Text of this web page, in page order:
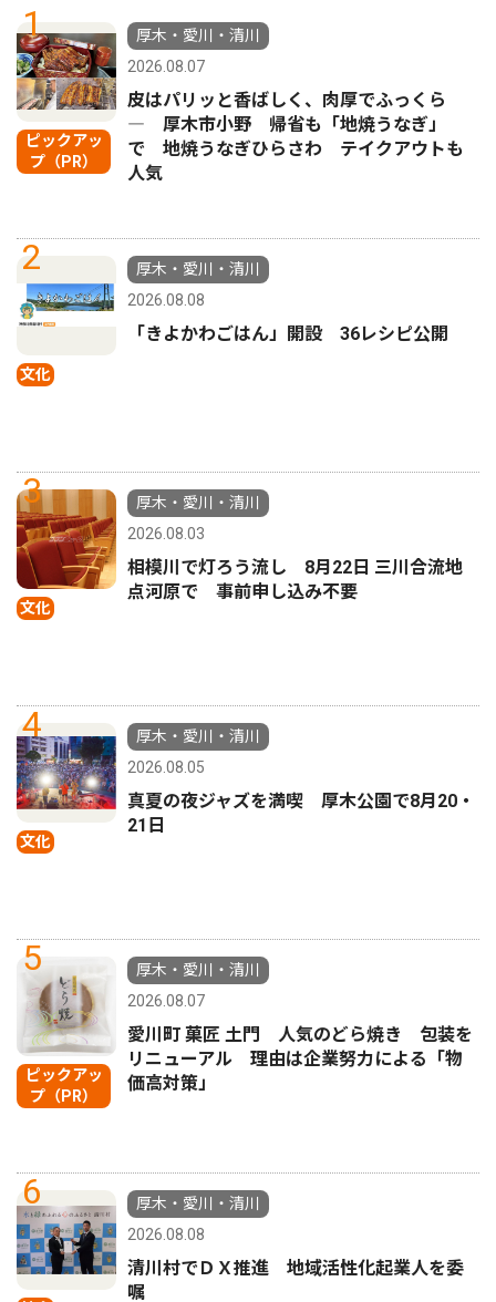
1
ピックアッ
プ（PR）
厚木・愛川・清川
2026.08.07
皮はパリッと香ばしく、肉厚でふっくら
― 厚木市小野 帰省も「地焼うなぎ」
で 地焼うなぎひらさわ テイクアウトも
人気
2
文化
厚木・愛川・清川
2026.08.08
「きよかわごはん」開設 36レシピ公開
3
文化
厚木・愛川・清川
2026.08.03
相模川で灯ろう流し 8月22日 三川合流地
点河原で 事前申し込み不要
4
文化
厚木・愛川・清川
2026.08.05
真夏の夜ジャズを満喫 厚木公園で8月20・
21日
5
ピックアッ
プ（PR）
厚木・愛川・清川
2026.08.07
愛川町 菓匠 土門 人気のどら焼き 包装を
リニューアル 理由は企業努力による「物
価高対策」
6
厚木・愛川・清川
2026.08.08
清川村でＤＸ推進 地域活性化起業人を委
嘱